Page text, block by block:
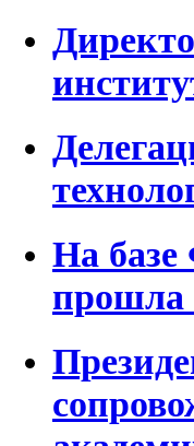
На
прошла